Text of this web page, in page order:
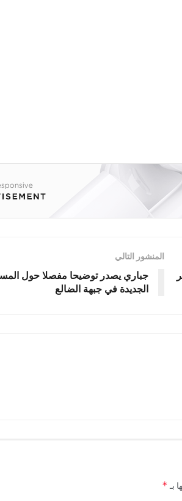
المنشور التالي
جباري يصدر توضيحا مفصلا حول
الجديدة في جبهة الضالع
بـ*